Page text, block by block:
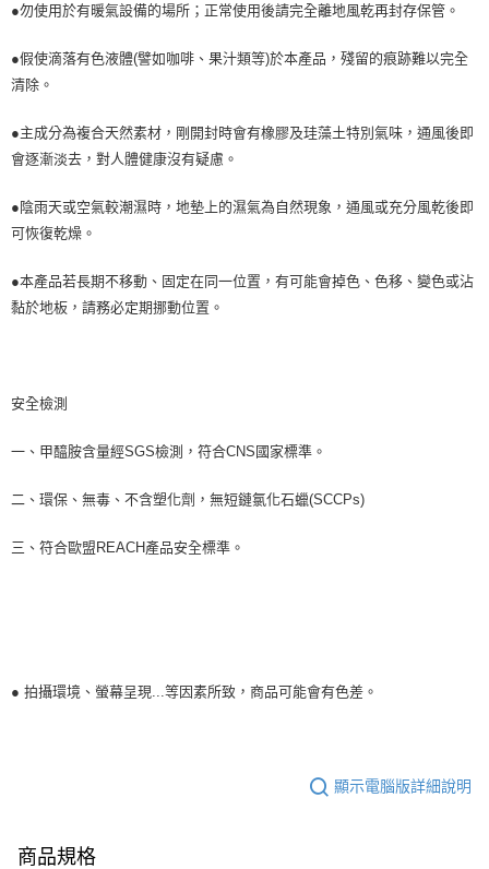
●勿使用於有暖氣設備的場所；正常使用後請完全離地風乾再封存保管。
●假使滴落有色液體(譬如咖啡、果汁類等)於本產品，殘留的痕跡難以完全
清除。
●主成分為複合天然素材，剛開封時會有橡膠及珪藻土特別氣味，通風後即
會逐漸淡去，對人體健康沒有疑慮。
●陰雨天或空氣較潮濕時，地墊上的濕氣為自然現象，通風或充分風乾後即
可恢復乾燥。
●本產品若長期不移動、固定在同一位置，有可能會掉色、色移、變色或沾
黏於地板，請務必定期挪動位置。
安全檢測
一、甲醯胺含量經SGS檢測，符合CNS國家標準。
二、環保、無毒、不含塑化劑，無短鏈氯化石蠟(SCCPs)
三、符合歐盟REACH產品安全標準。
● 拍攝環境、螢幕呈現...等因素所致，商品可能會有色差。
顯示電腦版詳細說明
商品規格